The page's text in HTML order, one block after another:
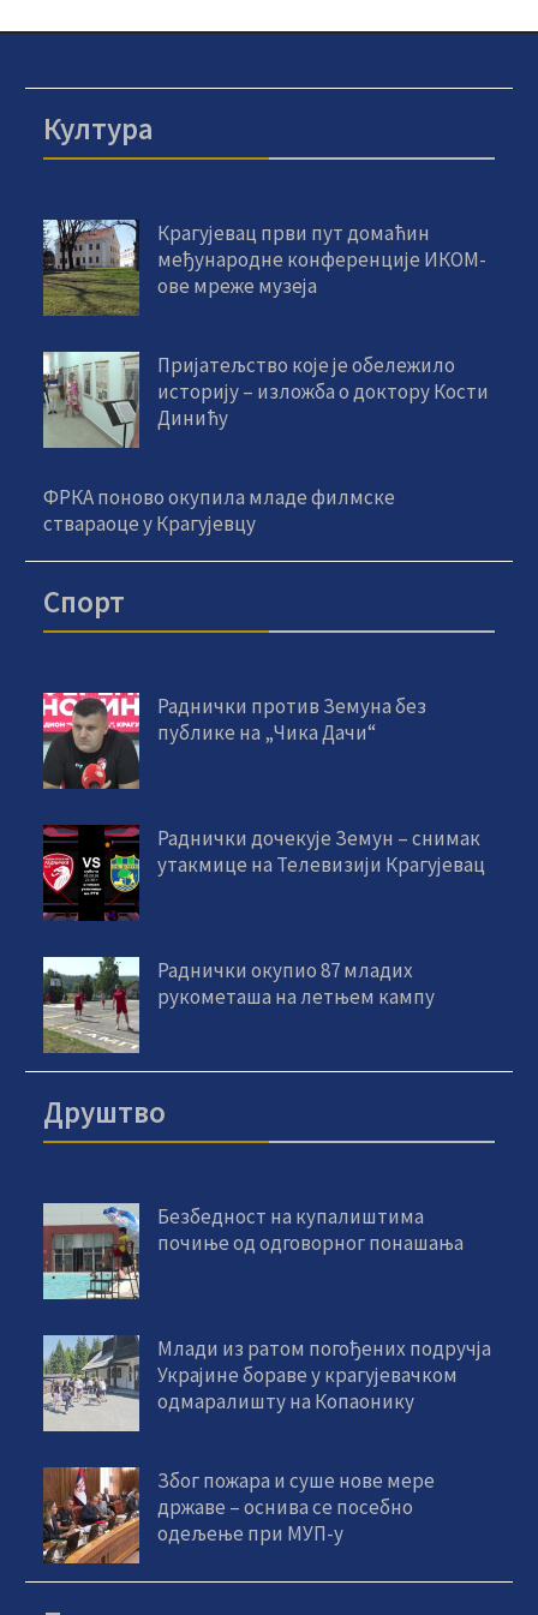
Култура
Крагујевац први пут домаћин
међународне конференције ИКОМ-
ове мреже музеја
Пријатељство које је обележило
историју – изложба о доктору Кости
Динићу
ФРКА поново окупила младе филмске
ствараоце у Крагујевцу
Спорт
Раднички против Земуна без
публике на „Чика Дачи“
Раднички дочекује Земун – снимак
утакмице на Телевизији Крагујевац
Раднички окупио 87 младих
рукометаша на летњем кампу
Друштво
Безбедност на купалиштима
почиње од одговорног понашања
Млади из ратом погођених подручја
Украјине бораве у крагујевачком
одмаралишту на Копаонику
Због пожара и суше нове мере
државе – оснива се посебно
одељење при МУП-у